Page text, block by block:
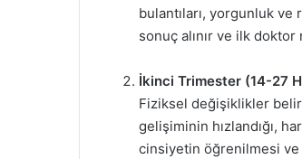
bulantıları, yorgunluk
sonuç alınır ve ilk doktor
İkinci Trimester (14-27
Fiziksel değişiklikler
gelişiminin hızlandığı,
cinsiyetin öğrenilmesi ve